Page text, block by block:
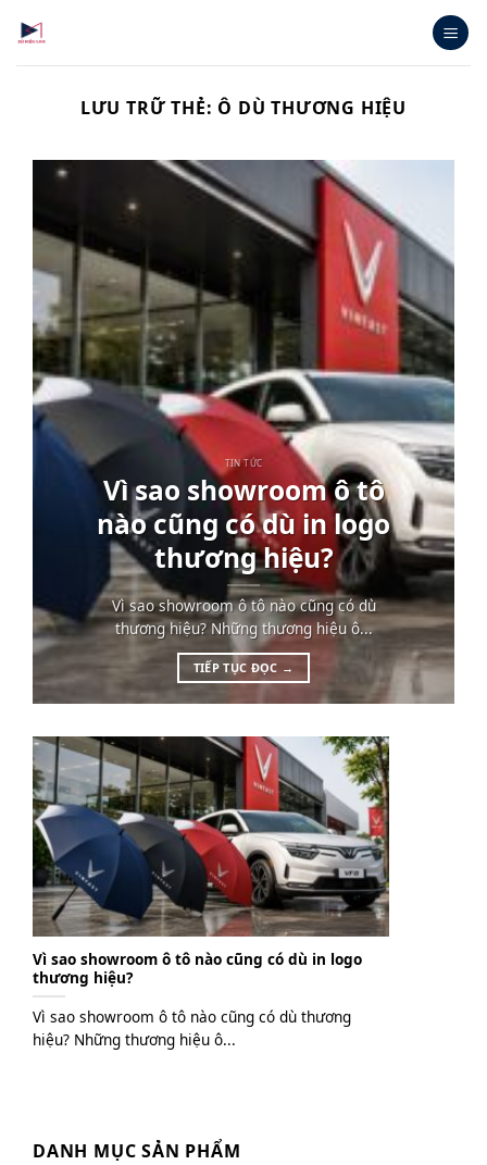
qua
nội
LƯU TRỮ THẺ: Ô DÙ THƯƠNG HIỆU
DANH MỤC SẢN PHẨM
TIN TỨC
Vì sao showroom ô tô
nào cũng có dù in logo
thương hiệu?
Vì sao showroom ô tô nào cũng có dù
thương hiệu? Những thương hiệu ô...
TIẾP TỤC ĐỌC →
Vì sao showroom ô tô nào cũng có dù in logo
thương hiệu?
Vì sao showroom ô tô nào cũng có dù thương
hiệu? Những thương hiệu ô...